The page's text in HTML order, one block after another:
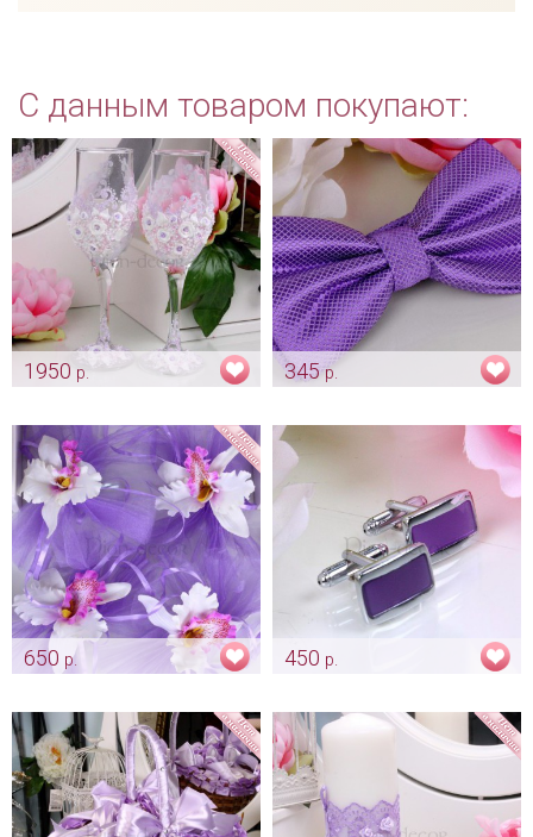
С данным товаром покупают:
1950 р.
Арт: bok_0179
345р.
650 р.
Арт: avt_0007
450 р.